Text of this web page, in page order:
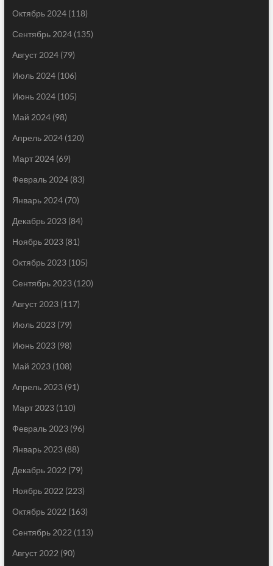
Октябрь 2024(118)
Сентябрь 2024(135)
Август 2024(79)
Июль 2024(106)
Июнь 2024(105)
Май 2024(98)
Апрель 2024(120)
Март 2024(69)
Февраль 2024(83)
Январь 2024(70)
Декабрь 2023(84)
Ноябрь 2023(81)
Октябрь 2023(105)
Сентябрь 2023(120)
Август 2023(117)
Июль 2023(79)
Июнь 2023(98)
Май 2023(108)
Апрель 2023(91)
Март 2023(110)
Февраль 2023(96)
Январь 2023(88)
Декабрь 2022 (79)
Ноябрь 2022 (223)
Октябрь 2022 (163)
Сентябрь 2022 (113)
Август 2022 (90)